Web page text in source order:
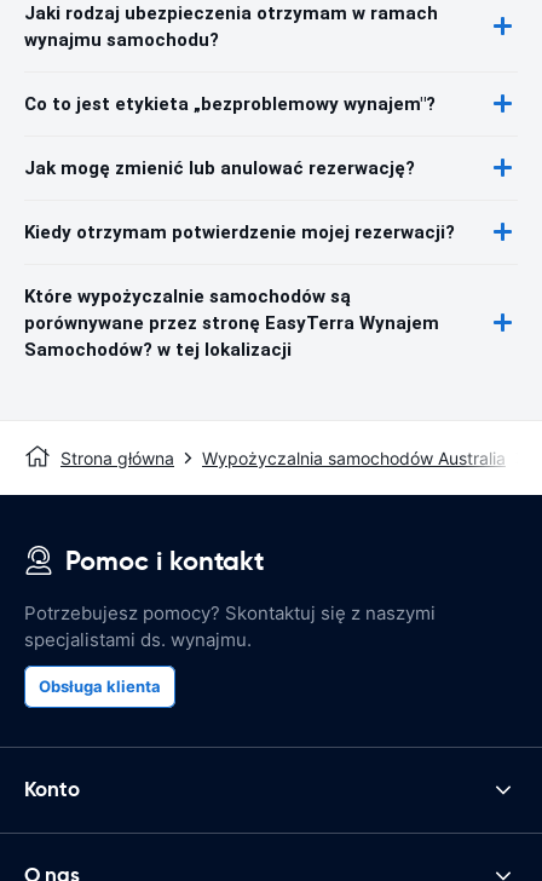
Jaki rodzaj ubezpieczenia otrzymam w ramach
wynajmu samochodu?
Co to jest etykieta „bezproblemowy wynajem"?
Jak mogę zmienić lub anulować rezerwację?
Kiedy otrzymam potwierdzenie mojej rezerwacji?
Które wypożyczalnie samochodów są
porównywane przez stronę EasyTerra Wynajem
Samochodów? w tej lokalizacji
Strona główna Wypożyczalnia samochodów Australia
Pomoc i kontakt
Potrzebujesz pomocy? Skontaktuj się z naszymi
specjalistami ds. wynajmu.
Obsługa klienta
Konto
O nas